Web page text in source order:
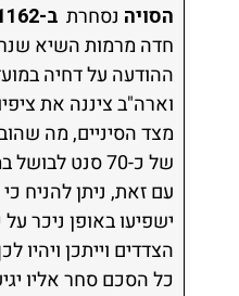
נסחרתב-1162 סנט לבושל,
חדה מרמות השיא שנרשמו
ההודעה על דחיה במועד
וארה"ב ציננה את ציפיות
מצד הסיניים, מה שהוביל
של כ-70 סנט לבושל
עם זאת, ניתן להניח כי
ישפיעו באופן ניכר על כוח
הצדדים וייתכן ויהיו לכך
כל הסכם סחר אליו יגיעו